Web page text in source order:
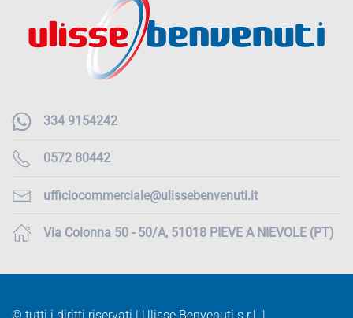
334 9154242
0572 80442
ufficiocommerciale@ulissebenvenuti.it
Via Colonna 50 - 50/A, 51018 PIEVE A NIEVOLE (PT)